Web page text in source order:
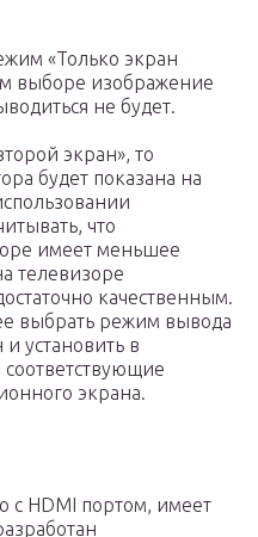
«Только экран
выборе изображение
не будет.
экран», то
будет показана на
что
имеет меньшее
телевизоре
качественным.
выбрать режим вывода
установить в
экрана.
с HDMI портом, имеет